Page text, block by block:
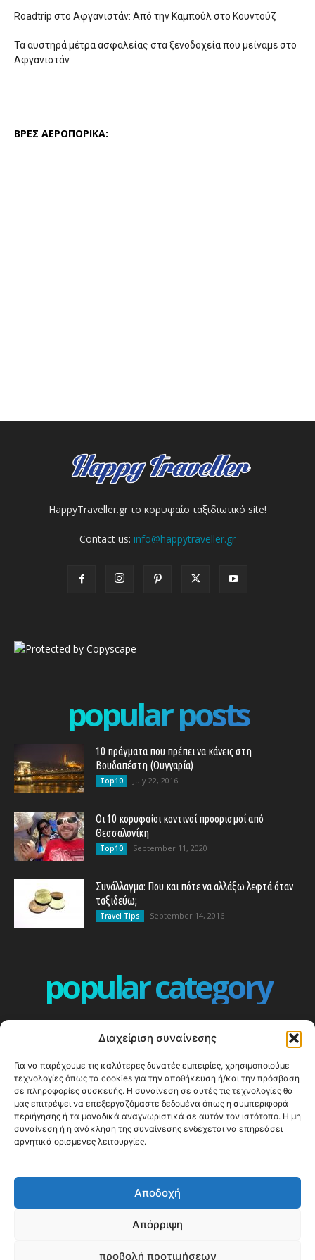
Διαχείριση συναίνεσης
Για να παρέχουμε τις καλύτερες δυνατές εμπειρίες, χρησιμοποιούμε
τεχνολογίες όπως τα cookies για την αποθήκευση ή/και την πρόσβαση
σε πληροφορίες συσκευής. Η συναίνεση σε αυτές τις τεχνολογίες θα
μας επιτρέψει να επεξεργαζόμαστε δεδομένα όπως η συμπεριφορά
περιήγησης ή τα μοναδικά αναγνωριστικά σε αυτόν τον ιστότοπο. Η μη
συναίνεση ή η ανάκληση της συναίνεσης ενδέχεται να επηρεάσει
αρνητικά ορισμένες λειτουργίες.
Αποδοχή
Απόρριψη
προβολή προτιμήσεων
Roadtrip στο Αφγανιστάν: Από την Καμπούλ στο Κουντούζ
Τα αυστηρά μέτρα ασφαλείας στα ξενοδοχεία που μείναμε στο
Αφγανιστάν
ΒΡΕΣ ΑΕΡΟΠΟΡΙΚΑ:
HappyTraveller.gr το κορυφαίο ταξιδιωτικό site!
Contact us: info@happytraveller.gr
popular posts
10 πράγματα που πρέπει να κάνεις στη
Βουδαπέστη (Ουγγαρία)
Top10 July 22, 2016
Οι 10 κορυφαίοι κοντινοί προορισμοί από
Θεσσαλονίκη
Top10 September 11, 2020
Συνάλλαγμα: Που και πότε να αλλάξω λεφτά όταν
ταξιδεύω;
Travel Tips September 14, 2016
popular category
360
ΕΥΡΩΠΗ
332
ΚΟΣΜΟΣ - WORLD
328
Top10
303
Cool spots
ΝΗΣΙΑ
246
© Happy Traveller 2014-2025